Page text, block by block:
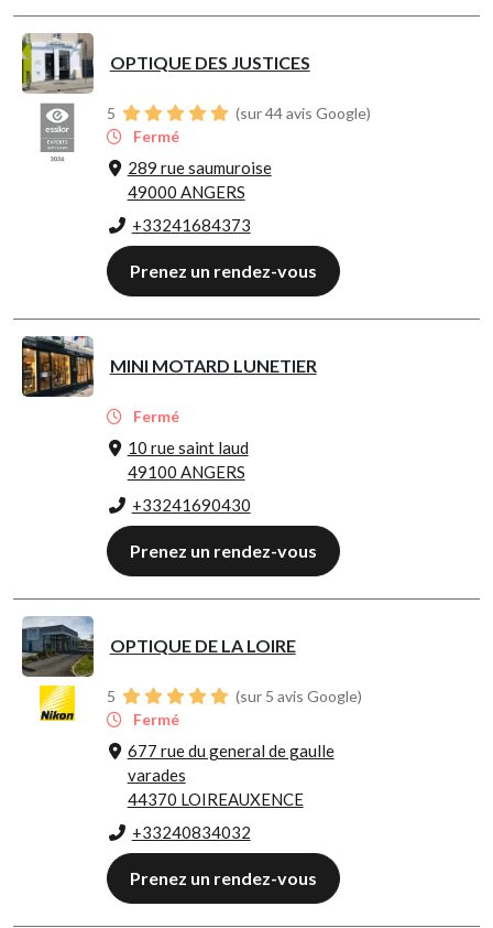
OPTIQUE DES JUSTICES
5
(sur 44 avis Google)
Fermé
289 rue saumuroise
49000 ANGERS
+33241684373
Prenez un rendez-vous
MINI MOTARD LUNETIER
Fermé
10 rue saint laud
49100 ANGERS
+33241690430
Prenez un rendez-vous
OPTIQUE DE LA LOIRE
5
(sur 5 avis Google)
Fermé
677 rue du general de gaulle
varades
44370 LOIREAUXENCE
+33240834032
Prenez un rendez-vous